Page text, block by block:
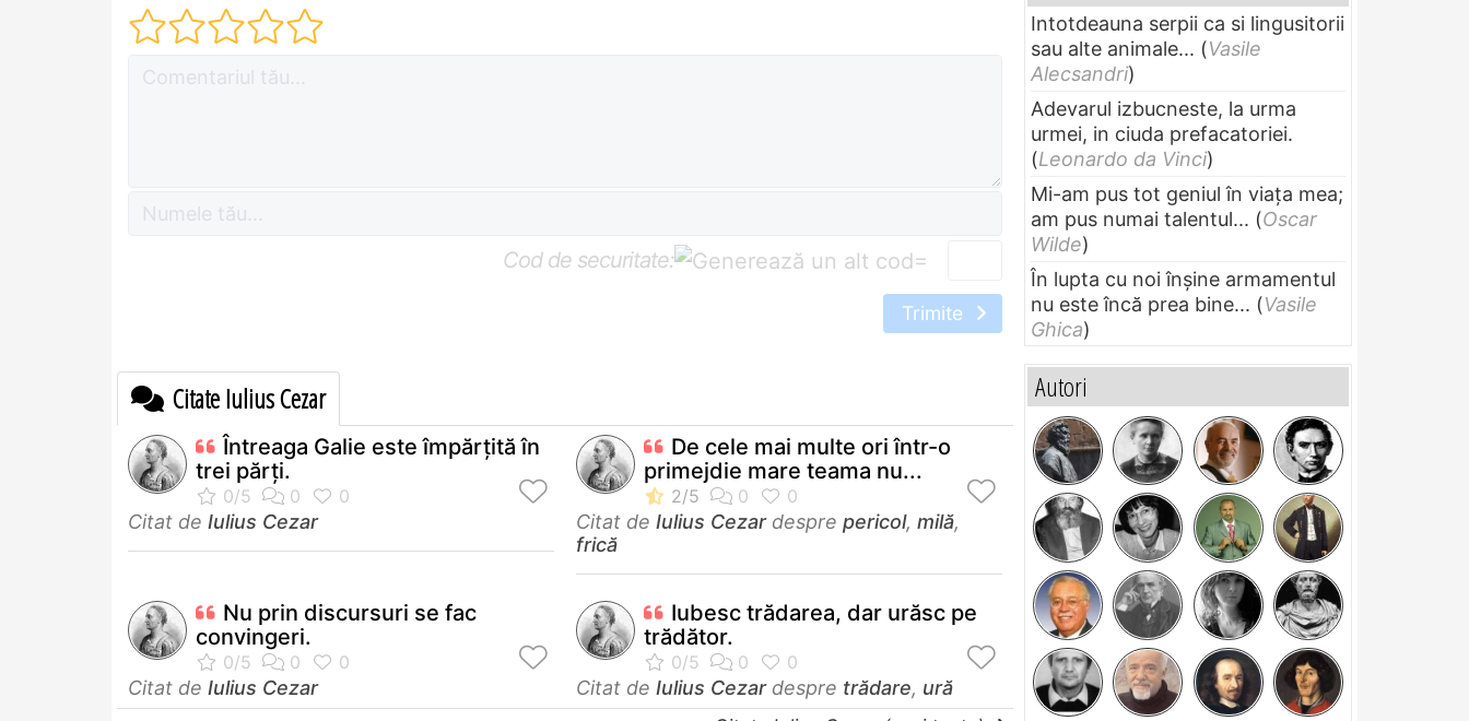
Cod de securitate: =
Trimite
Citate Iulius Cezar
Întreaga Galie este împărţită în
trei părţi.
Citat de Iulius Cezar
De cele mai multe ori într-o
primejdie mare teama nu...
Citat de Iulius Cezardespre pericol, milă,
frică
Nu prin discursuri se fac
convingeri.
Citat de Iulius Cezar
Iubesc trădarea, dar urăsc pe
trădător.
Citat de Iulius Cezardespre trădare, ură
Intotdeauna serpii ca si lingusitorii
sau alte animale... (Vasile
Alecsandri)
Adevarul izbucneste, la urma
urmei, in ciuda prefacatoriei.
(Leonardo da Vinci)
Mi-am pus tot geniul în viața mea;
am pus numai talentul... (Oscar
Wilde)
În lupta cu noi înșine armamentul
nu este încă prea bine... (Vasile
Ghica)
Autori